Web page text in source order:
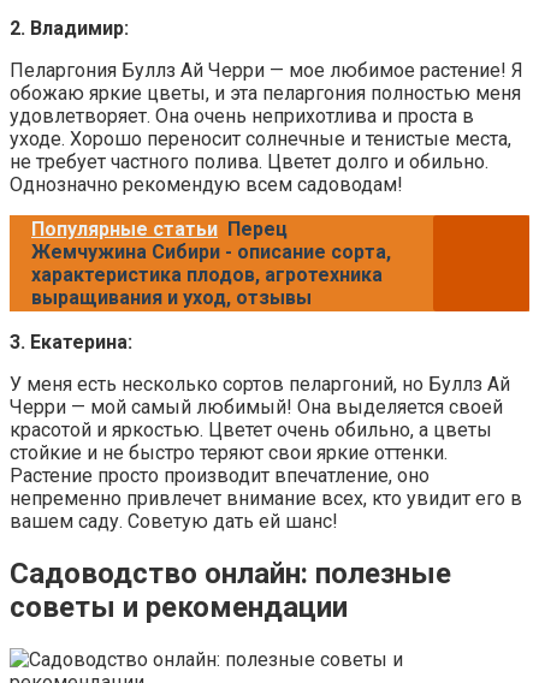
2. Владимир:
Пеларгония Буллз Ай Черри — мое любимое растение! Я
обожаю яркие цветы, и эта пеларгония полностью меня
удовлетворяет. Она очень неприхотлива и проста в
уходе. Хорошо переносит солнечные и тенистые места,
не требует частного полива. Цветет долго и обильно.
Однозначно рекомендую всем садоводам!
Популярные статьи Перец
Жемчужина Сибири - описание сорта,
характеристика плодов, агротехника
выращивания и уход, отзывы
3. Екатерина:
У меня есть несколько сортов пеларгоний, но Буллз Ай
Черри — мой самый любимый! Она выделяется своей
красотой и яркостью. Цветет очень обильно, а цветы
стойкие и не быстро теряют свои яркие оттенки.
Растение просто производит впечатление, оно
непременно привлечет внимание всех, кто увидит его в
вашем саду. Советую дать ей шанс!
Садоводство онлайн: полезные
советы и рекомендации